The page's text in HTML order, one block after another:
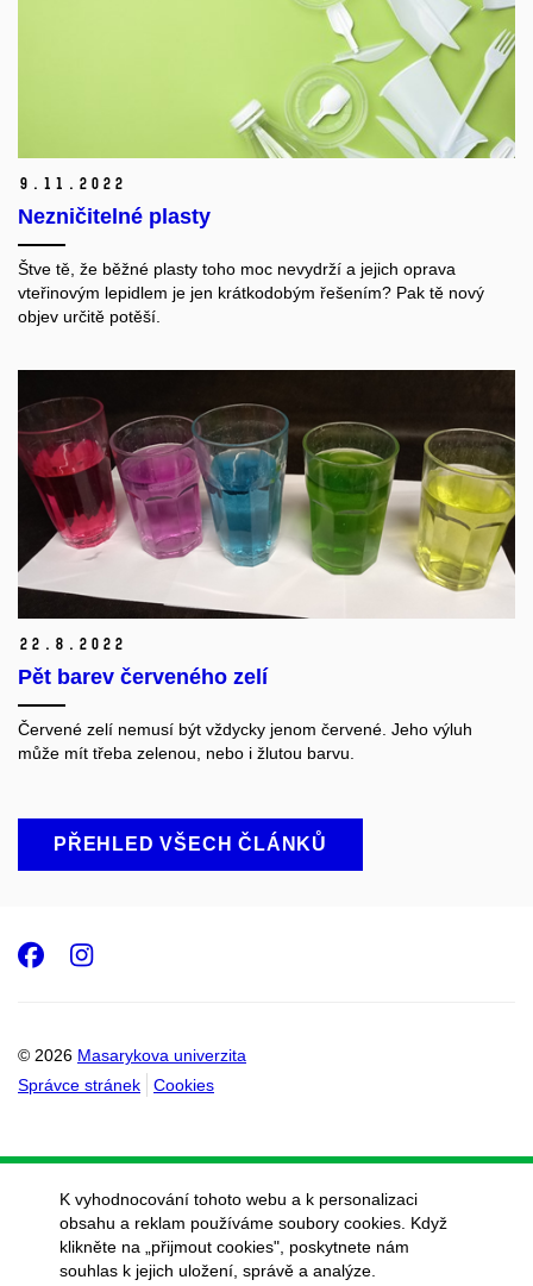
9. 11. 2022
Nezničitelné plasty
Štve tě, že běžné plasty toho moc nevydrží a jejich oprava
vteřinovým lepidlem je jen krátkodobým řešením? Pak tě nový
objev určitě potěší.
22. 8. 2022
Pět barev červeného zelí
Červené zelí nemusí být vždycky jenom červené. Jeho výluh
může mít třeba zelenou
nebo i žlutou barvu.
PŘEHLED VŠECH ČLÁNKŮ
© 2026 Masarykova univerzita
Správce stránek
Cookies
Facebook
Instagram
K vyhodnocování tohoto webu a k personalizaci
obsahu a reklam používáme soubory cookies. Když
klikněte na „přijmout cookies", poskytnete nám
souhlas k jejich uložení, správě a analýze.